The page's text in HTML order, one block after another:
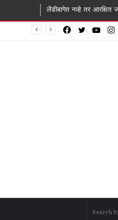
लेंडीबागेत नव्हे तर आरक्षित जागेवर उभारा भव्य
Twitter
Facebook